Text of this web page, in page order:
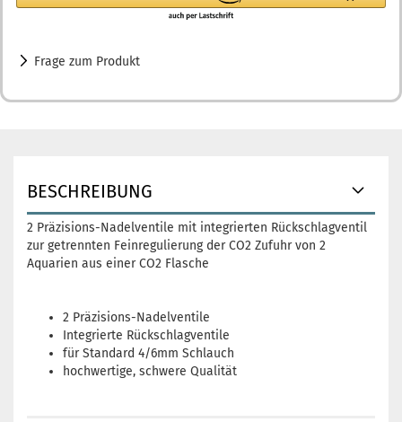
Frage zum Produkt
BESCHREIBUNG
2 Präzisions-Nadelventile mit integrierten Rückschlagventil
zur getrennten Feinregulierung der CO2 Zufuhr von 2
Aquarien aus einer CO2 Flasche
2 Präzisions-Nadelventile
Integrierte Rückschlagventile
für Standard 4/6mm Schlauch
hochwertige, schwere Qualität